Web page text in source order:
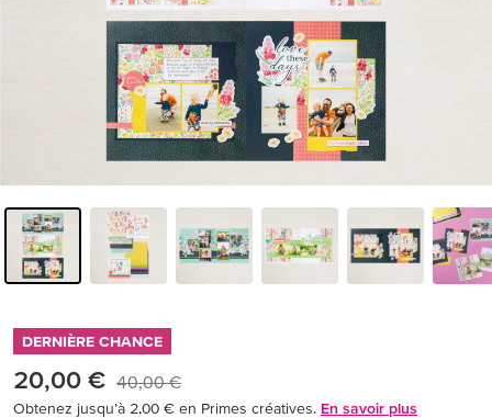
DERNIÈRE CHANCE
20,00 € 40,00 €
Obtenez jusqu’à 2,00 € en Primes créatives. En savoir plus